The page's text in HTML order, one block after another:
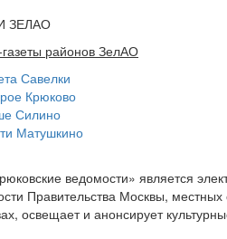
ЗЕЛАО
районов ЗелАО
Савелки
Крюково
Силино
Матушкино
ведомости» является
Правительства Москвы,
освещает и анонсирует